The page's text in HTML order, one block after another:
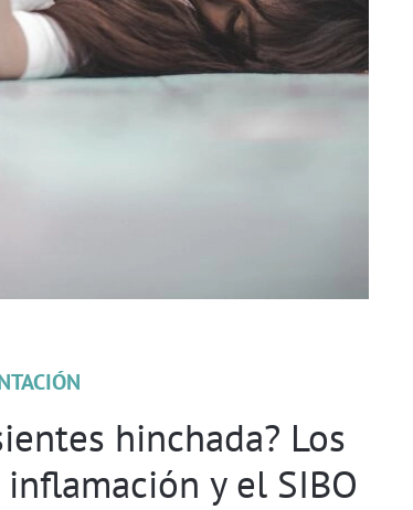
hinchada? Los
y el SIBO